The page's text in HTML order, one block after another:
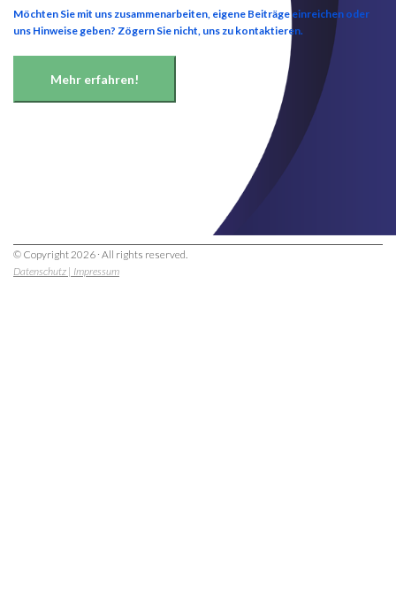
Möchten Sie mit uns zusammenarbeiten, eigene Beiträge einreichen oder
uns Hinweise geben? Zögern Sie nicht, uns zu kontaktieren.
Mehr erfahren!
© Copyright 2026 ∙ All rights reserved.
Datenschutz | Impressum